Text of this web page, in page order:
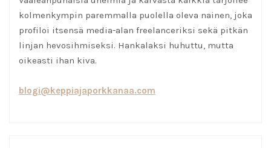
kolmenkympin paremmalla puolella oleva nainen, joka
profiloi itsensä media-alan freelanceriksi sekä pitkän
linjan hevosihmiseksi. Hankalaksi huhuttu, mutta
oikeasti ihan kiva.
blogi@keppiajaporkkanaa.com